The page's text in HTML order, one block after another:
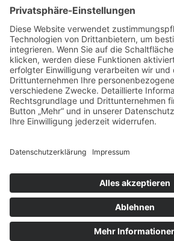
© Osterburg Matratzen 2020. Alle
Menü Footer